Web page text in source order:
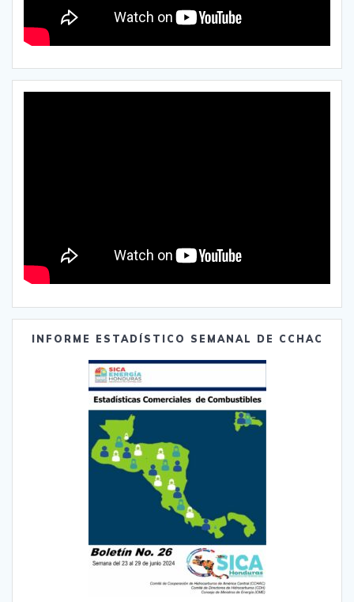
INFORME ESTADÍSTICO SEMANAL DE CCHAC